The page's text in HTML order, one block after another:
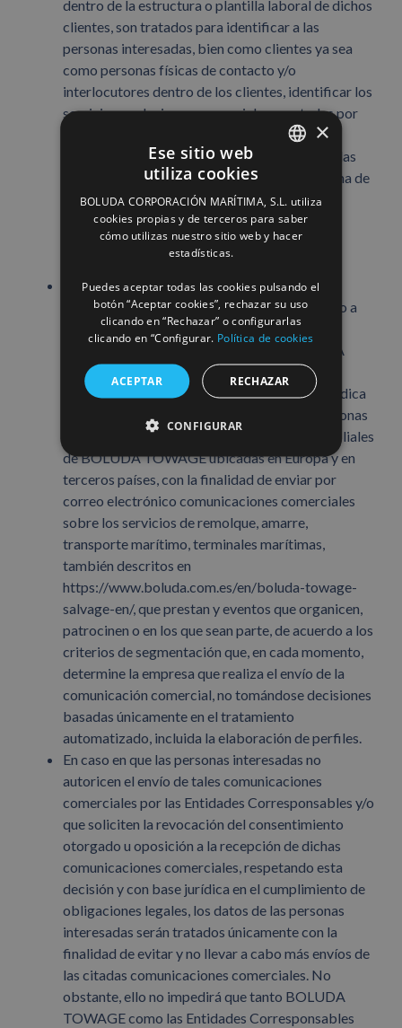
dentro de la estructura o plantilla laboral de dichos
clientes, son tratados para identificar a las
personas interesadas, bien como clientes ya sea
como personas físicas de contacto y/o
interlocutores dentro de los clientes, identificar los
servicios y relaciones comerciales prestadas por
Corresponsables y las interacciones mantenidas
con las personas interesadas y analizar la forma de
mejorar la eficiencia, competitividad y
organización de los servicios prestados por
BOLUDA TOWAGE y las Entidades
Asimismo, en el caso de que las personas
interesadas hayan otorgado su consentimiento a
BOLUDA TOWAGE a través de los diversos
medios puestos a su disposición por BOLUDA
TOWAGE (como por ejemplo marcación de
casillas con fines determinados), con base jurídica
en el consentimiento, los datos de dichas personas
interesadas serán tratados por las empresas filiales
de BOLUDA TOWAGE ubicadas en Europa y en
terceros países, con la finalidad de enviar por
correo electrónico comunicaciones comerciales
sobre los servicios de remolque, amarre,
transporte marítimo, terminales marítimas,
también descritos en
https://www.boluda.com.es/en/boluda-towage-
salvage-en/, que prestan y eventos que organicen,
patrocinen o en los que sean parte, de acuerdo a los
criterios de segmentación que, en cada momento,
determine la empresa que realiza el envío de la
comunicación comercial, no tomándose decisiones
basadas únicamente en el tratamiento
automatizado, incluida la elaboración de perfiles.
En caso en que las personas interesadas no
autoricen el envío de tales comunicaciones
comerciales por las Entidades Corresponsables y/o
que soliciten la revocación del consentimiento
otorgado u oposición a la recepción de dichas
comunicaciones comerciales, respetando esta
decisión y con base jurídica en el cumplimiento de
obligaciones legales, los datos de las personas
interesadas serán tratados únicamente con la
finalidad de evitar y no llevar a cabo más envíos de
las citadas comunicaciones comerciales. No
obstante, ello no impedirá que tanto BOLUDA
TOWAGE como las Entidades Corresponsables
ENGLISH
FRENCH
×
Ese sitio web
utiliza cookies
BOLUDA CORPORACIÓN MARÍTIMA, S.L. utiliza
cookies propias y de terceros para saber
cómo utilizas nuestro sitio web y hacer
estadísticas.
Puedes aceptar todas las cookies pulsando el
botón “Aceptar cookies”, rechazar su uso
clicando en “Rechazar” o configurarlas
clicando en “Configurar. Política de cookies
ACEPTAR RECHAZAR
CONFIGURAR